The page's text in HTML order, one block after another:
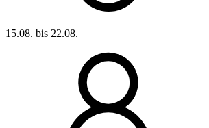
15.08. bis 22.08.